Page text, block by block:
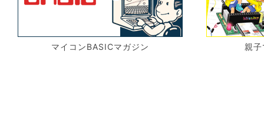
マイコンBASICマガジン 親